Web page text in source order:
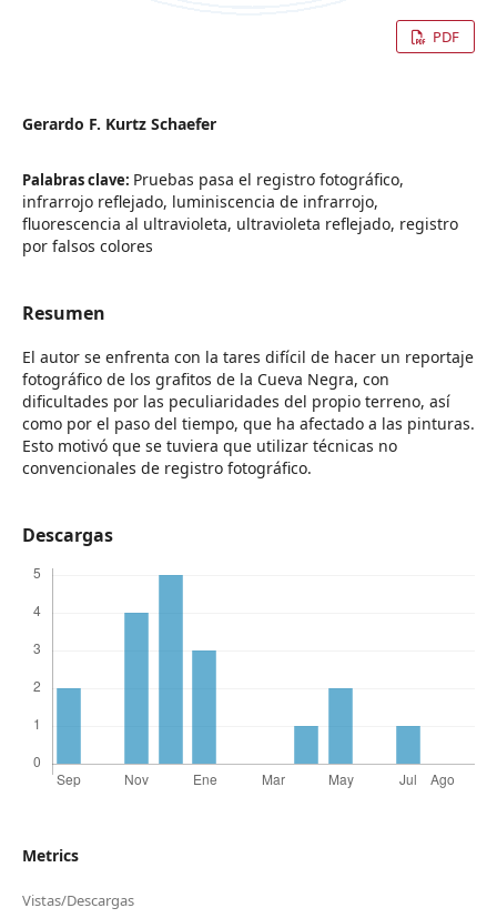
PDF
Gerardo F. Kurtz Schaefer
Palabras clave: Pruebas pasa el registro fotográfico,
infrarrojo reflejado, luminiscencia de infrarrojo,
fluorescencia al ultravioleta, ultravioleta reflejado, registro
por falsos colores
Resumen
El autor se enfrenta con la tares difícil de hacer un reportaje
fotográfico de los grafitos de la Cueva Negra, con
dificultades por las peculiaridades del propio terreno, así
como por el paso del tiempo, que ha afectado a las pinturas.
Esto motivó que se tuviera que utilizar técnicas no
convencionales de registro fotográfico.
Descargas
Metrics
Vistas/Descargas